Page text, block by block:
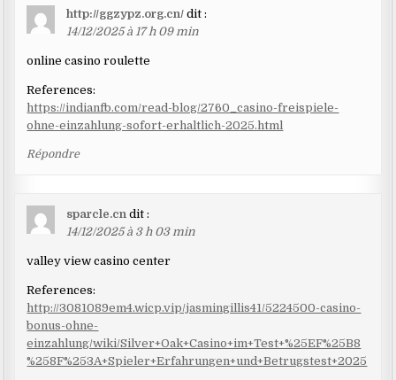
http://ggzypz.org.cn/ dit :
14/12/2025 à 17 h 09 min
online casino roulette
References:
https://indianfb.com/read-blog/2760_casino-freispiele-
ohne-einzahlung-sofort-erhaltlich-2025.html
Répondre
sparcle.cn dit :
14/12/2025 à 3 h 03 min
valley view casino center
References:
http://3081089em4.wicp.vip/jasmingillis41/5224500-casino-
bonus-ohne-
einzahlung/wiki/Silver+Oak+Casino+im+Test+%25EF%25B8
%258F%253A+Spieler+Erfahrungen+und+Betrugstest+2025